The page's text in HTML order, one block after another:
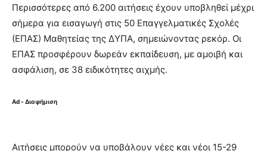
Περισσότερες από 6.200 αιτήσεις έχουν υποβληθεί μέχρι
σήμερα για εισαγωγή στις 50 Επαγγελματικές Σχολές
(ΕΠΑΣ) Μαθητείας της ΔΥΠΑ, σημειώνοντας ρεκόρ. Οι
ΕΠΑΣ προσφέρουν δωρεάν εκπαίδευση, με αμοιβή και
ασφάλιση, σε 38 ειδικότητες αιχμής.
Ad - Διαφήμιση
Αιτήσεις μπορούν να υποβάλουν νέες και νέοι 15-29